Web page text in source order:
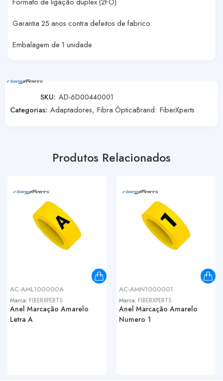
Garantia 25 anos contra defeitos de fabrico
Embalagem de 1 unidade
SKU: AD-6D00440001
Categorias: Adaptadores, Fibra ÓpticaBrand: FiberXperts
Produtos Relacionados
AC-AML100000A
Marca: FIBERXPERTS
Anel Marcação Amarelo
Letra A
AC-AMN1000001
Marca: FIBERXPERTS
Anel Marcação Amarelo
Numero 1